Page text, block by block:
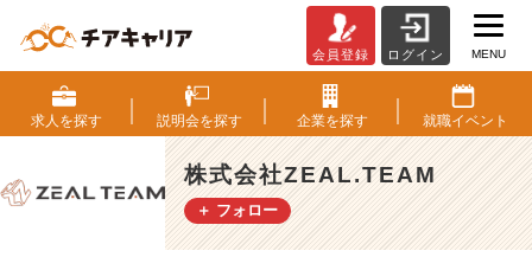
S
R
活
動】
法
人
会員登録 ログイン MENU
求人を探す 説明会を探す 企業を探す 就職イベント
株式会社ZEAL.TEAM
＋ フォロー